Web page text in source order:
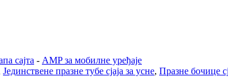
сајта - AMP за мобилне уређаје
Јединствене празне тубе сјаја за усне, Празне бочице